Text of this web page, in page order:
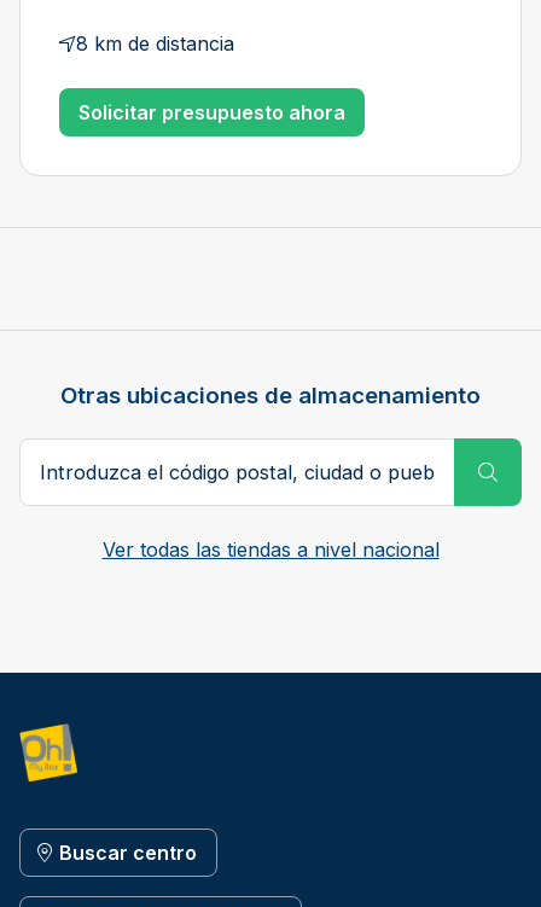
8 km de distancia
Solicitar presupuesto ahora
Otras ubicaciones de almacenamiento
Código postal, ciudad o pueblo
Ver todas las tiendas a nivel nacional
Buscar centro